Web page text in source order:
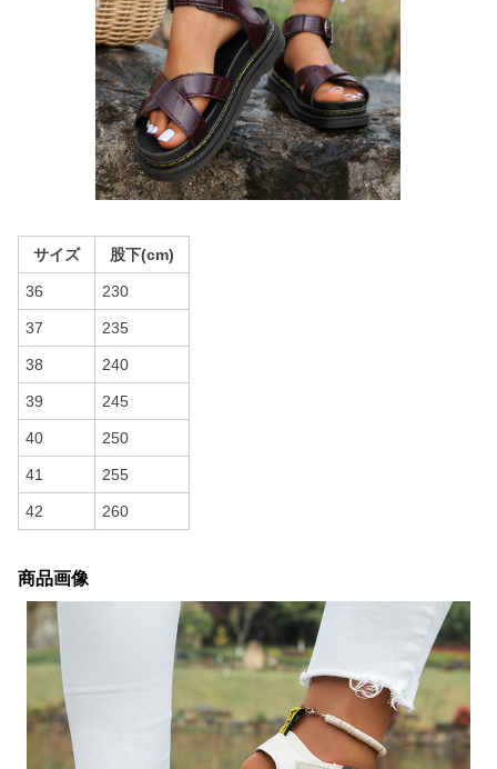
サイズ 股下(cm)
36 230
37 235
38 240
39 245
40 250
41 255
42 260
商品画像